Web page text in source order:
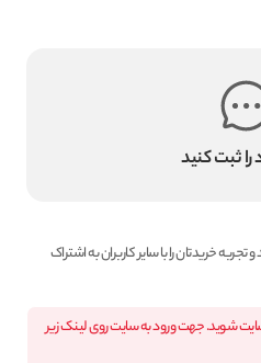
ثبت کنید
تجربه خریدتان را با سایر کاربران به اشتراک
سایت شوید. جهت ورود به سایت روی لینک زیر